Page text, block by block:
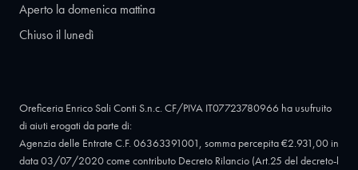
Aperto la domenica mattina
Chiuso il lunedì
Oreficeria Enrico Sali Conti S.n.c. CF/PIVA IT07723780966 ha usufruito
di aiuti erogati da parte di:
Agenzia delle Entrate C.F. 06363391001, somma percepita €2.931,00 in
data 03/07/2020 come contributo Decreto Rilancio (Art.25 del decreto-l